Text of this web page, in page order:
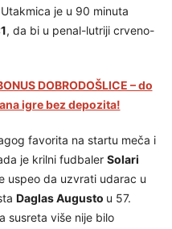
je u 90 minuta
, da bi u penal-lutriji crveno-
DOBRODOŠLICE – do
igre bez depozita!
favorita na startu meča i
je krilni fudbaler Solari
uspeo da uzvrati udarac u
Daglas Augusto u 57.
susreta više nije bilo